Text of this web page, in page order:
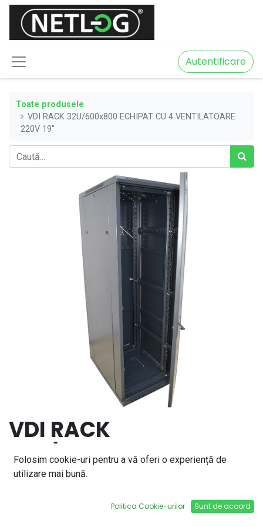
Autentificare
Toate produsele
VDI RACK 32U/600x800 ECHIPAT CU 4 VENTILATOARE
220V 19''
VDI RACK
32U/600x800 ECHIPAT
CU 4 VENTILATOARE
Folosim cookie-uri pentru a vă oferi o experiență de
utilizare mai bună.
Politica Cookie-urilor Sunt de acoord